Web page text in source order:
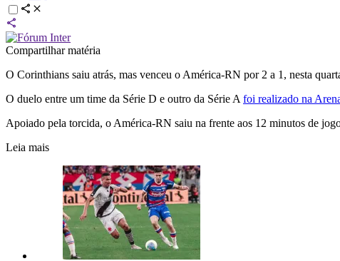
Compartilhar matéria
O Corinthians saiu atrás, mas venceu o América-RN por 2 a 1, nesta
O duelo entre um time da Série D e outro da Série A foi realizado na
Apoiado pela torcida, o América-RN saiu na frente aos 12 minutos de
Leia mais